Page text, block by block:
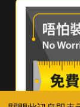
關於惠
（香港
尋找經
聯絡我